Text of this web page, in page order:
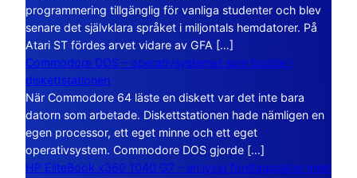
programmering tillgänglig för vanliga studenter och blev
senare det självklara språket i miljontals hemdatorer. På
Atari ST fördes arvet vidare av GFA […]
Commodore DOS – operativsystemet som bodde i
diskettstationen
När Commodore 64 läste en diskett var det inte bara
datorn som arbetade. Diskettstationen hade nämligen en
egen processor, ett eget minne och ett eget
operativsystem. Commodore DOS gjorde […]
HP EliteBook x360 1040 G7 – en lyxig företagsdator med